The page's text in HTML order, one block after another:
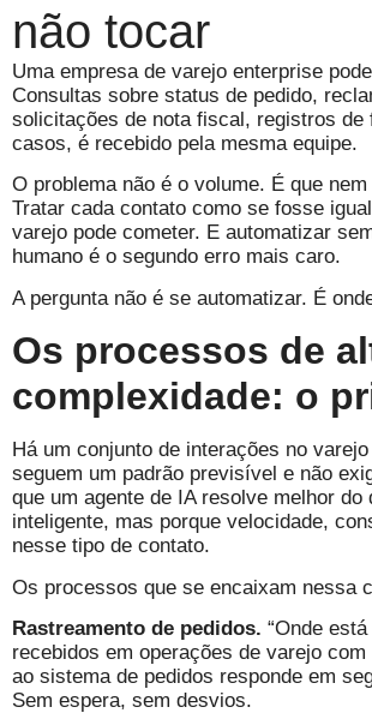
não tocar
Uma empresa de varejo enterprise
Consultas sobre status de pedido,
solicitações de nota fiscal, registros de
casos, é recebido pela mesma equipe.
O problema não é o volume. É que
Tratar cada contato como se fosse
varejo pode cometer. E automatizar
humano é o segundo erro mais caro.
A pergunta não é se automatizar. É
Os processos de
complexidade: o
Há um conjunto de interações no
seguem um padrão previsível e não
que um agente de IA resolve melhor
inteligente, mas porque velocidade,
nesse tipo de contato.
Os processos que se encaixam nessa
Rastreamento de pedidos. “Onde
recebidos em operações de varejo
ao sistema de pedidos responde em
Sem espera, sem desvios.